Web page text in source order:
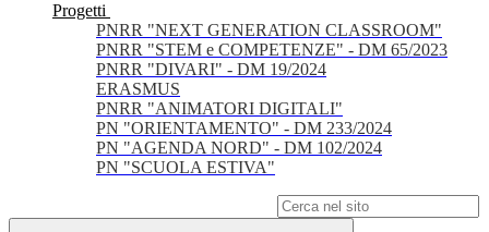
Progetti
PNRR "NEXT GENERATION CLASSROOM"
PNRR "STEM e COMPETENZE" - DM 65/2023
PNRR "DIVARI" - DM 19/2024
ERASMUS
PNRR "ANIMATORI DIGITALI"
PN "ORIENTAMENTO" - DM 233/2024
PN "AGENDA NORD" - DM 102/2024
PN "SCUOLA ESTIVA"